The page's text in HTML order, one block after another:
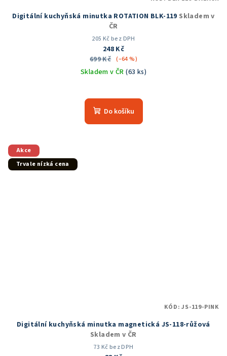
Digitální kuchyňská minutka ROTATION BLK-119 Skladem v
ČR
205 Kč bez DPH
248 Kč
699 Kč (–64 %)
Skladem v ČR(63 ks)
Do košíku
Akce
Trvale nízká cena
Digitální kuchyňská minutka magnetická JS-118-růžová
Skladem v ČR
73 Kč bez DPH
KÓD:JS-119-PINK